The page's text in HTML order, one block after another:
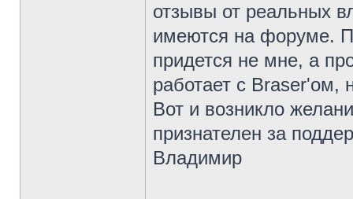
отзывы от реальных
имеются на форуме.
придется не мне, а
работает с Braser'ом,
Вот и возникло
признателен за
Владимир